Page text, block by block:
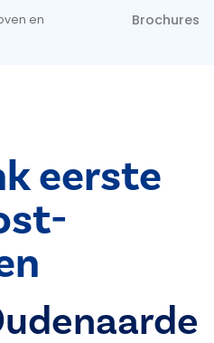
gaan
en
Brochures
eerste